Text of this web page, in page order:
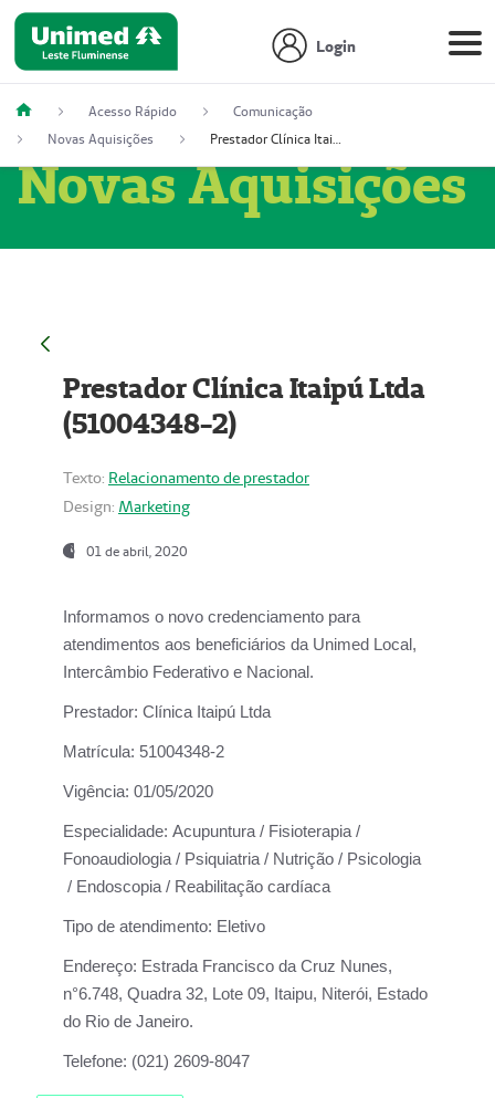
Login
Acesso Rápido
Comunicação
Novas Aquisições
Prestador Clínica Itaipú Ltda (51004348-2)
Novas Aquisições
Prestador Clínica Itaipú Ltda
(51004348-2)
Texto: Relacionamento de prestador
Design: Marketing
01 de abril, 2020
Informamos o novo credenciamento para
atendimentos aos beneficiários da Unimed Local,
Intercâmbio Federativo e Nacional.
Prestador: Clínica Itaipú Ltda
Matrícula: 51004348-2
Vigência: 01/05/2020
Especialidade: Acupuntura / Fisioterapia /
Fonoaudiologia / Psiquiatria / Nutrição / Psicologia
/ Endoscopia / Reabilitação cardíaca
Tipo de atendimento: Eletivo
Endereço: Estrada Francisco da Cruz Nunes,
n°6.748, Quadra 32, Lote 09, Itaipu, Niterói, Estado
do Rio de Janeiro.
Telefone: (021) 2609-8047